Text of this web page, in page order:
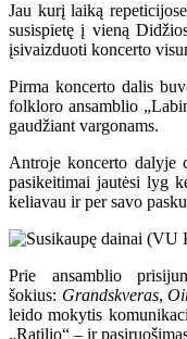
Jau kurį laiką
susispietę į vieną
įsivaizduoti koncerto
Pirma koncerto dalis
folkloro ansamblio
gaudžiant vargonams.
Antroje koncerto dalyje
pasikeitimai jautėsi lyg
keliavau ir per savo
Prie ansamblio
šokius: Grandskveras,
leido mokytis
„Ratilio“ – ir